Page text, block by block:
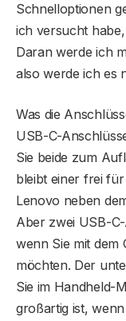
Schnelloptionen
ich versucht
Daran werde ich
also werde ich es
Was die
USB-C-
Sie beide zum
bleibt einer frei für
Lenovo neben
Aber zwei USB-
wenn Sie mit dem
möchten. Der
Sie im Handheld-
großartig ist,